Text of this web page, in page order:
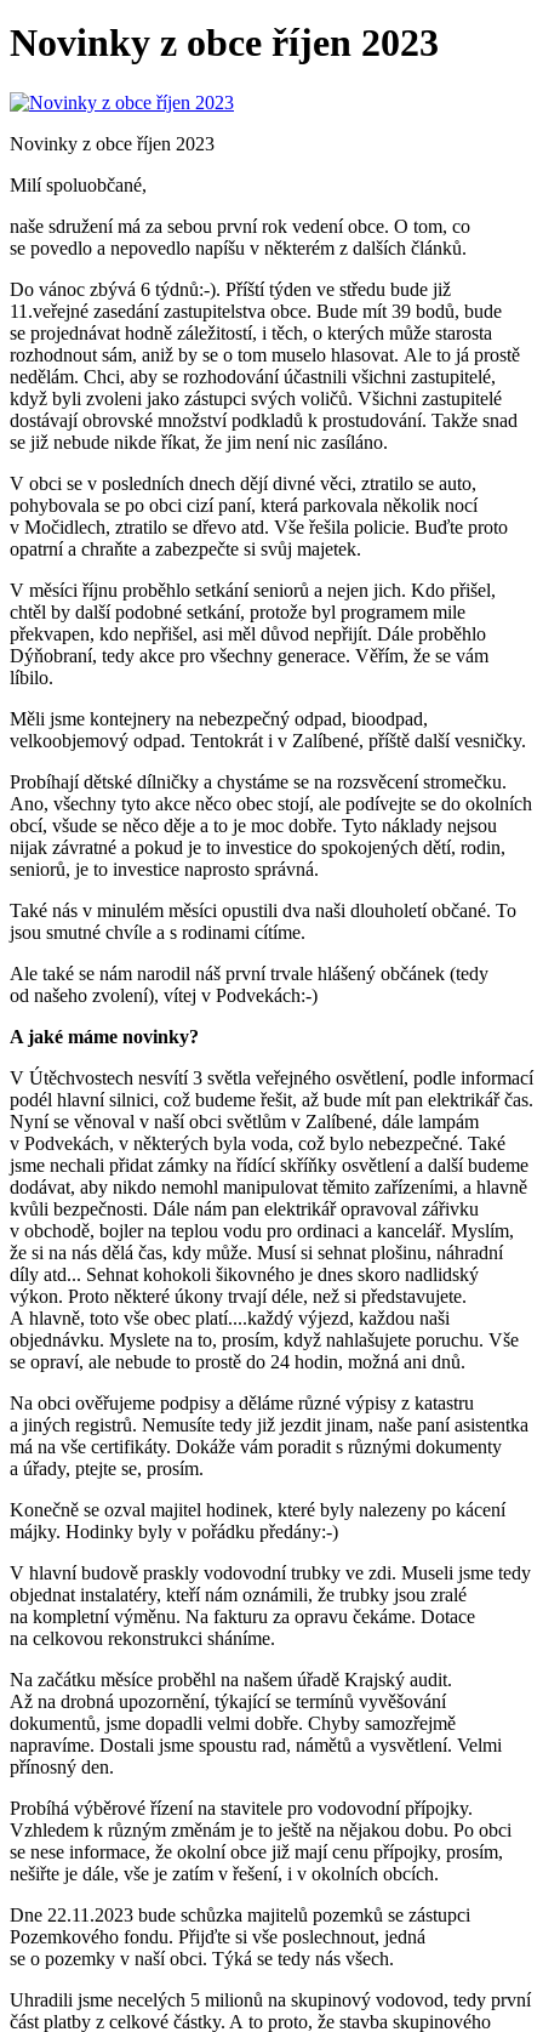
Novinky z obce říjen 2023
Novinky z obce říjen 2023
Milí spoluobčané,
naše sdružení má za sebou první rok vedení obce. O tom, co
se povedlo a nepovedlo napíšu v některém z dalších článků.
Do vánoc zbývá 6 týdnů:-). Příští týden ve středu bude již
11.veřejné zasedání zastupitelstva obce. Bude mít 39 bodů, bude
se projednávat hodně záležitostí, i těch, o kterých může starosta
rozhodnout sám, aniž by se o tom muselo hlasovat. Ale to já prostě
nedělám. Chci, aby se rozhodování účastnili všichni zastupitelé,
když byli zvoleni jako zástupci svých voličů. Všichni zastupitelé
dostávají obrovské množství podkladů k prostudování. Takže snad
se již nebude nikde říkat, že jim není nic zasíláno.
V obci se v posledních dnech dějí divné věci, ztratilo se auto,
pohybovala se po obci cizí paní, která parkovala několik nocí
v Močidlech, ztratilo se dřevo atd. Vše řešila policie. Buďte proto
opatrní a chraňte a zabezpečte si svůj majetek.
V měsíci říjnu proběhlo setkání seniorů a nejen jich. Kdo přišel,
chtěl by další podobné setkání, protože byl programem mile
překvapen, kdo nepřišel, asi měl důvod nepřijít. Dále proběhlo
Dýňobraní, tedy akce pro všechny generace. Věřím, že se vám
líbilo.
Měli jsme kontejnery na nebezpečný odpad, bioodpad,
velkoobjemový odpad. Tentokrát i v Zalíbené, příště další vesničky.
Probíhají dětské dílničky a chystáme se na rozsvěcení stromečku.
Ano, všechny tyto akce něco obec stojí, ale podívejte se do okolních
obcí, všude se něco děje a to je moc dobře. Tyto náklady nejsou
nijak závratné a pokud je to investice do spokojených dětí, rodin,
seniorů, je to investice naprosto správná.
Také nás v minulém měsíci opustili dva naši dlouholetí občané. To
jsou smutné chvíle a s rodinami cítíme.
Ale také se nám narodil náš první trvale hlášený občánek (tedy
od našeho zvolení), vítej v Podvekách:-)
A jaké máme novinky?
V Útěchvostech nesvítí 3 světla veřejného osvětlení, podle informací
podél hlavní silnici, což budeme řešit, až bude mít pan elektrikář čas.
Nyní se věnoval v naší obci světlům v Zalíbené, dále lampám
v Podvekách, v některých byla voda, což bylo nebezpečné. Také
jsme nechali přidat zámky na řídící skříňky osvětlení a další budeme
dodávat, aby nikdo nemohl manipulovat těmito zařízeními, a hlavně
kvůli bezpečnosti. Dále nám pan elektrikář opravoval zářivku
v obchodě, bojler na teplou vodu pro ordinaci a kancelář. Myslím,
že si na nás dělá čas, kdy může. Musí si sehnat plošinu, náhradní
díly atd... Sehnat kohokoli šikovného je dnes skoro nadlidský
výkon. Proto některé úkony trvají déle, než si představujete.
A hlavně, toto vše obec platí....každý výjezd, každou naši
objednávku. Myslete na to, prosím, když nahlašujete poruchu. Vše
se opraví, ale nebude to prostě do 24 hodin, možná ani dnů.
Na obci ověřujeme podpisy a děláme různé výpisy z katastru
a jiných registrů. Nemusíte tedy již jezdit jinam, naše paní asistentka
má na vše certifikáty. Dokáže vám poradit s různými dokumenty
a úřady, ptejte se, prosím.
Konečně se ozval majitel hodinek, které byly nalezeny po kácení
májky. Hodinky byly v pořádku předány:-)
V hlavní budově praskly vodovodní trubky ve zdi. Museli jsme tedy
objednat instalatéry, kteří nám oznámili, že trubky jsou zralé
na kompletní výměnu. Na fakturu za opravu čekáme. Dotace
na celkovou rekonstrukci sháníme.
Na začátku měsíce proběhl na našem úřadě Krajský audit.
Až na drobná upozornění, týkající se termínů vyvěšování
dokumentů, jsme dopadli velmi dobře. Chyby samozřejmě
napravíme. Dostali jsme spoustu rad, námětů a vysvětlení. Velmi
přínosný den.
Probíhá výběrové řízení na stavitele pro vodovodní přípojky.
Vzhledem k různým změnám je to ještě na nějakou dobu. Po obci
se nese informace, že okolní obce již mají cenu přípojky, prosím,
nešiřte je dále, vše je zatím v řešení, i v okolních obcích.
Dne 22.11.2023 bude schůzka majitelů pozemků se zástupci
Pozemkového fondu. Přijďte si vše poslechnout, jedná
se o pozemky v naší obci. Týká se tedy nás všech.
Uhradili jsme necelých 5 milionů na skupinový vodovod, tedy první
část platby z celkové částky. A to proto, že stavba skupinového